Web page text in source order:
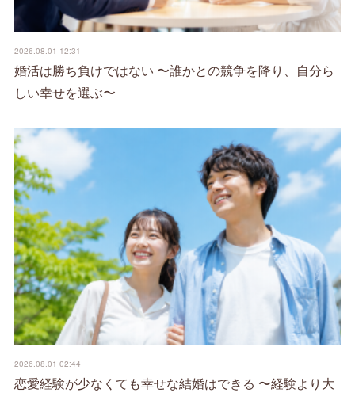
2026.08.01 12:31
婚活は勝ち負けではない 〜誰かとの競争を降り、自分ら
しい幸せを選ぶ〜
2026.08.01 02:44
恋愛経験が少なくても幸せな結婚はできる 〜経験より大